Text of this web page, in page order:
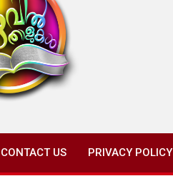
CONTACT US PRIVACY POLICY